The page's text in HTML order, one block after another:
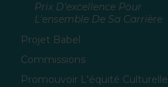
Prix D'excellence Pour
L'ensemble De Sa Carrière
Projet Babel
Commissions
Promouvoir L'équité Culturelle